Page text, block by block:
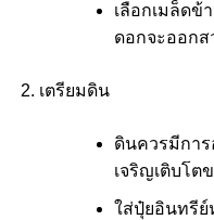
เลือกเมล็ด
ดอกจะออก
เตรียมดิน
ดินควรมีกา
เจริญเติบโต
ใส่ปุ๋ยอินทรีย์